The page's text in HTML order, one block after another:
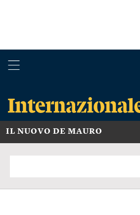
IL NUOVO DE MAURO